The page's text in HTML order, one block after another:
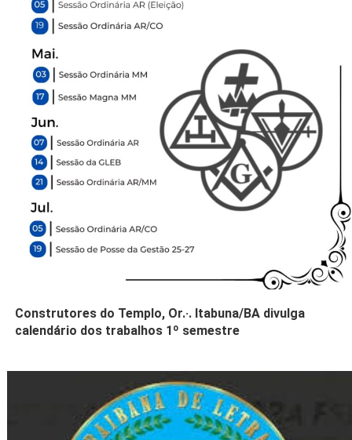
Construtores do Templo, Or.·. Itabuna/BA divulga
calendário dos trabalhos 1º semestre